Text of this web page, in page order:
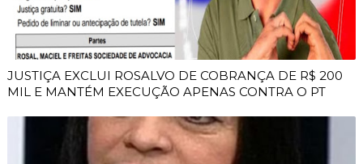
JUSTIÇA EXCLUI ROSALVO DE COBRANÇA DE R$ 200
MIL E MANTÉM EXECUÇÃO APENAS CONTRA O PT